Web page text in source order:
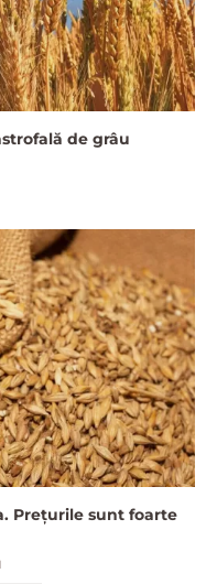
de grâu
Prețurile sunt foarte